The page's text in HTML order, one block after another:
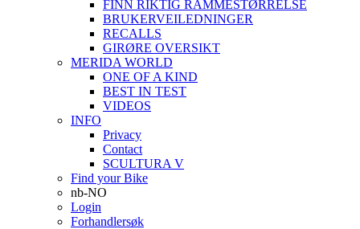
FINN RIKTIG RAMMESTØRRELSE
BRUKERVEILEDNINGER
RECALLS
GIRØRE OVERSIKT
MERIDA WORLD
ONE OF A KIND
BEST IN TEST
VIDEOS
INFO
Privacy
Contact
SCULTURA V
Find your Bike
nb-NO
Login
Forhandlersøk